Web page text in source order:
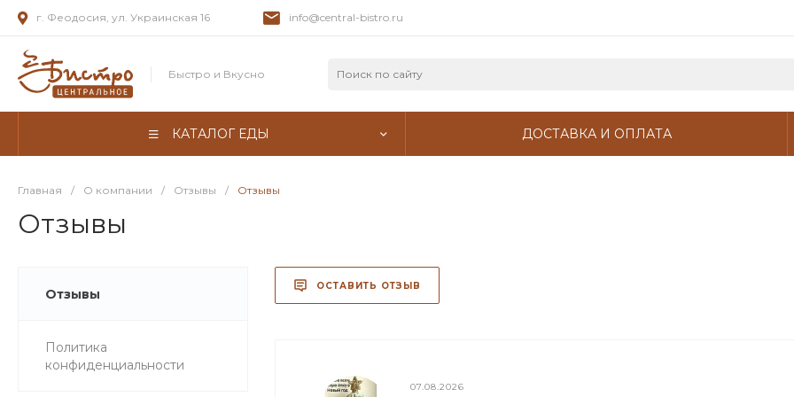
г. Феодосия, ул. Украинская 16 info@central-bistro.ru
Быстро и Вкусно
КАТАЛОГ ЕДЫ ДОСТАВКА И ОПЛАТА
Главная / О компании / Отзывы / Отзывы
Отзывы
Отзывы
Политика
конфиденциальности
ОСТАВИТЬ ОТЗЫВ
07.08.2026